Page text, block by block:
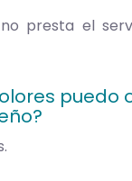
no presta el
puedo